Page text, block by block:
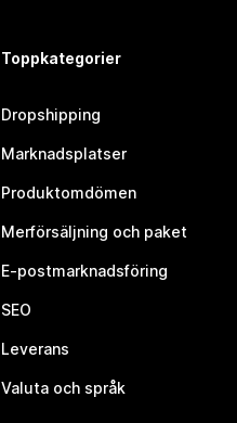
Toppkategorier
Dropshipping
Marknadsplatser
Produktomdömen
Merförsäljning och paket
E-postmarknadsföring
SEO
Leverans
Valuta och språk